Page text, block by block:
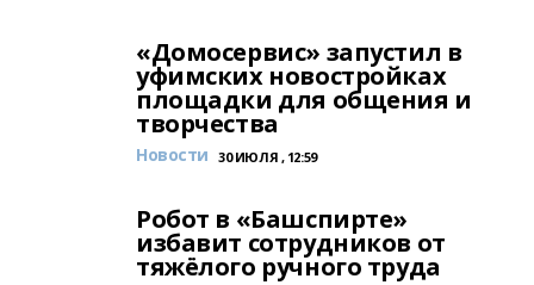
«Домосервис» запустил в
уфимских новостройках
площадки для общения и
творчества
Новости 30 ИЮЛЯ , 12:59
Робот в «Башспирте»
избавит сотрудников от
тяжёлого ручного труда